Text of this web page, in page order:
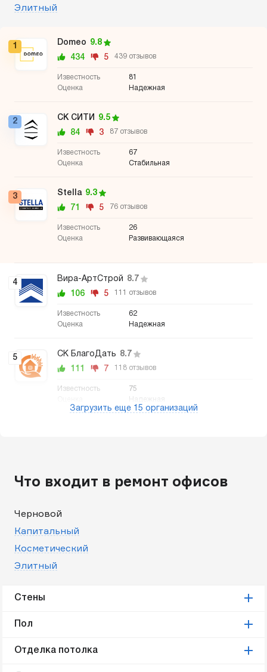
Элитный
1 Domeo 9.8
81
Надежная
434 5 439 отзывов
2 СК СИТИ 9.5
67
Стабильная
84 3 87 отзывов
3 Stella 9.3
26
Развивающаяся
71 5 76 отзывов
4 Вира-АртСтрой 8.7
62
Надежная
106 5 111 отзывов
5 СК БлагоДать 8.7
75
Надежная
111 7 118 отзывов
Загрузить еще 15 организаций
Что входит в ремонт офисов
Черновой
Капитальный
Косметический
Элитный
Стены
Пол
Отделка потолка